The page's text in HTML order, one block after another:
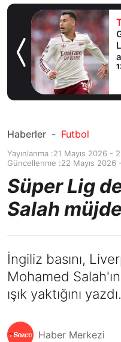
Haberler - Futbol
Yayınlanma :21 Mayıs 2026 -
Güncellenme :22 Mayıs 2026
Süper Lig
Salah
İngiliz basını,
Mohamed
ışık yaktığını yazdı.
Haber Merkezi